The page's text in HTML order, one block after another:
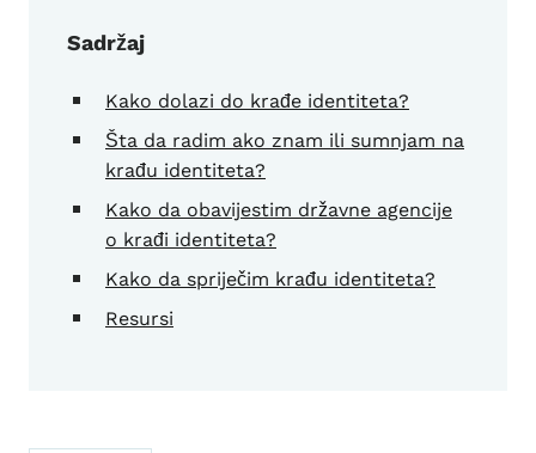
Sadržaj
Kako dolazi do krađe identiteta?
Šta da radim ako znam ili sumnjam na
krađu identiteta?
Kako da obavijestim državne agencije
o krađi identiteta?
Kako da spriječim krađu identiteta?
Resursi